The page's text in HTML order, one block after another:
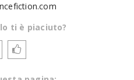
ti è piaciuto?